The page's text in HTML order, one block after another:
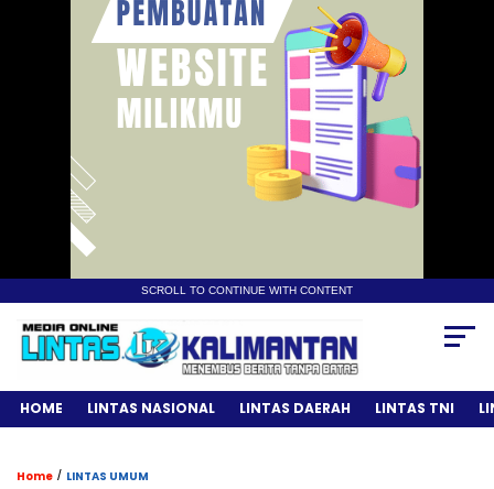
SCROLL TO CONTINUE WITH CONTENT
HOME LINTAS NASIONAL LINTAS DAERAH LINTAS TNI
Home / LINTAS UMUM